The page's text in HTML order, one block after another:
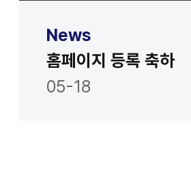
News
홈페이지 등록 축하
05-18